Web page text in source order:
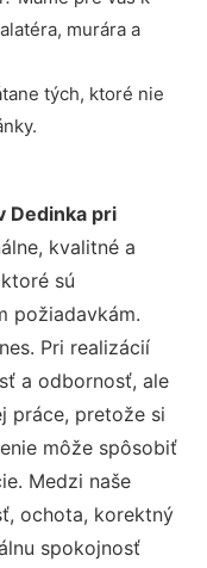
murára a
tých, ktoré nie
Dedinka pri
kvalitné a
sú
požiadavkám.
Pri realizácií
a odbornosť, ale
práce, pretože si
môže spôsobiť
Medzi naše
ochota, korektný
spokojnosť